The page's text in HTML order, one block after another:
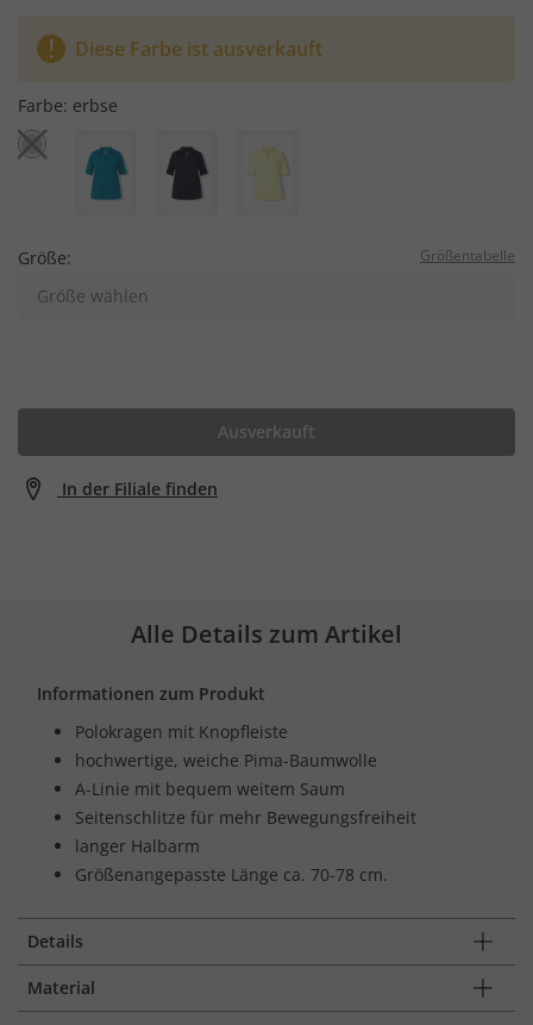
Diese Farbe ist ausverkauft
Farbe: erbse
Größe: Größentabelle
Größe wählen
Ausverkauft
In der Filiale finden
Alle Details zum Artikel
Informationen zum Produkt
Polokragen mit Knopfleiste
hochwertige, weiche Pima-Baumwolle
A-Linie mit bequem weitem Saum
Seitenschlitze für mehr Bewegungsfreiheit
langer Halbarm
Größenangepasste Länge ca. 70-78 cm.
Details
Material